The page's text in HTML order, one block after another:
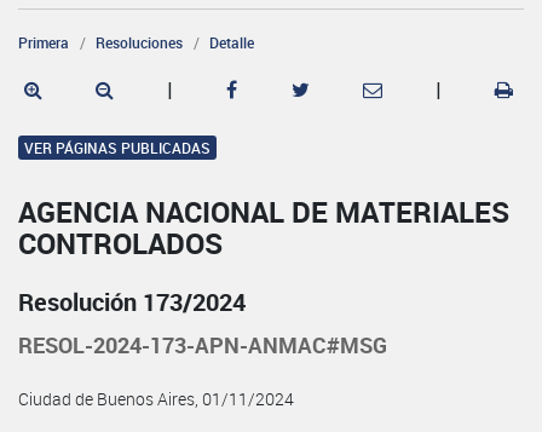
Primera Resoluciones Detalle
| |
VER PÁGINAS PUBLICADAS
AGENCIA NACIONAL DE MATERIALES
CONTROLADOS
Resolución 173/2024
RESOL-2024-173-APN-ANMAC#MSG
Ciudad de Buenos Aires, 01/11/2024